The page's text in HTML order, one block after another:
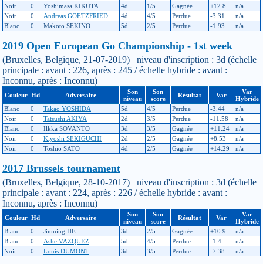
Noir
0 Yoshimasa KIKUTA 4d 1/5 Gagnée +12.8
n/a
Noir
0 Andreas GOETZFRIED 4d 4/5 Perdue -3.31
n/a
Blanc
0 Makoto SEKINO 5d 2/5 Perdue -1.93 n/a
2019 Open European Go Championship - 1st week
(Bruxelles, Belgique, 21-07-2019) niveau d'inscription : 3d (échelle
principale : avant : 226, après : 245 / échelle hybride : avant :
Inconnu, après : Inconnu)
Couleur Hd Adversaire
Son
niveau
Son
score
Résultat Var
Var
Hybride
Blanc
0 Takao YOSHIDA 5d 4/5 Perdue -3.44
n/a
Noir
0 Tatsushi AKIYA 2d 3/5 Perdue -11.58
n/a
Blanc
0 Ilkka SOVANTO 3d 3/5 Gagnée +11.24
n/a
Noir
0 Kiyoshi SEKIGUCHI 2d 2/5 Gagnée +8.53
n/a
Noir
0 Toshio SATO 4d 2/5 Gagnée +14.29 n/a
2017 Brussels tournament
(Bruxelles, Belgique, 28-10-2017) niveau d'inscription : 3d (échelle
principale : avant : 224, après : 226 / échelle hybride : avant :
Inconnu, après : Inconnu)
Couleur Hd Adversaire
Son
niveau
Son
score
Résultat Var
Var
Hybride
Blanc
0 Jinming HE 3d 2/5 Gagnée +10.9
n/a
Blanc
0 Ashe VAZQUEZ 5d 4/5 Perdue -1.4
n/a
Noir
0 Louis DUMONT 3d 3/5 Perdue -7.38 n/a